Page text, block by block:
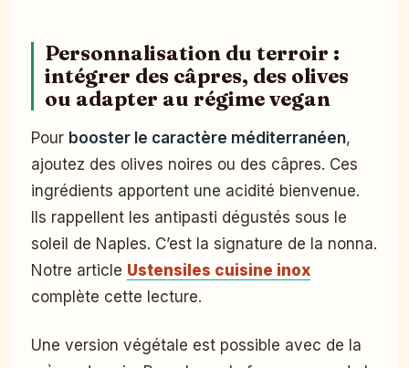
Personnalisation du terroir :
intégrer des câpres, des olives
ou adapter au régime vegan
Pour booster le caractère méditerranéen,
ajoutez des olives noires ou des câpres. Ces
ingrédients apportent une acidité bienvenue.
Ils rappellent les antipasti dégustés sous le
soleil de Naples. C’est la signature de la nonna.
Notre article Ustensiles cuisine inox
complète cette lecture.
Une version végétale est possible avec de la